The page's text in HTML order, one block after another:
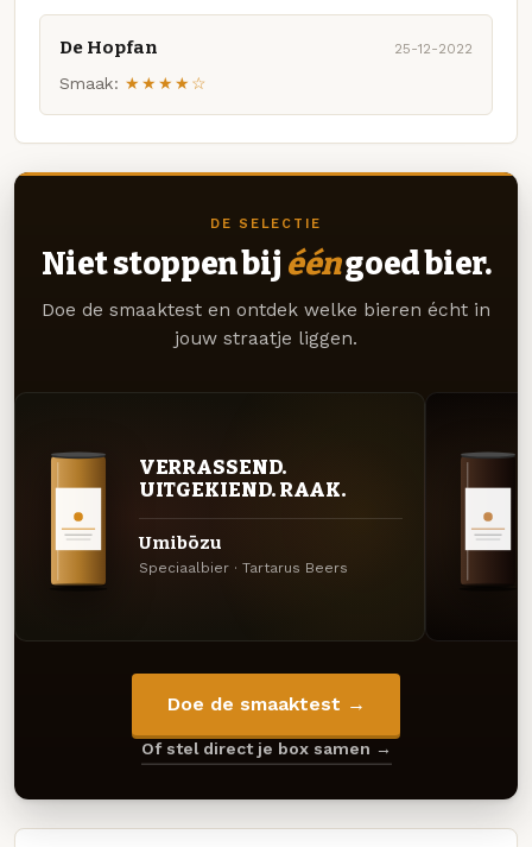
De Hopfan 25-12-2022
Smaak: ★★★★☆
DE SELECTIE
Niet stoppen bij ééngoed bier.
Doe de smaaktest en ontdek welke bieren écht in
jouw straatje liggen.
VERRASSEND.
UITGEKIEND. RAAK.
Umibōzu
Speciaalbier · Tartarus Beers
Doe de smaaktest →
Of stel direct je box samen →